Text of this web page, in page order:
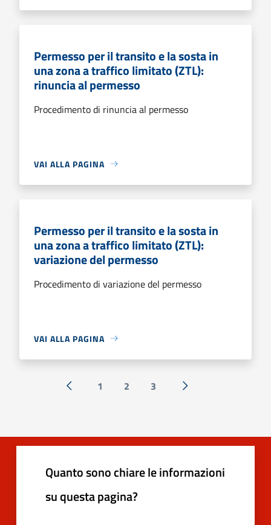
Permesso per il transito e la sosta in
una zona a traffico limitato (ZTL):
rinuncia al permesso
Procedimento di rinuncia al permesso
VAI ALLA PAGINA
Permesso per il transito e la sosta in
una zona a traffico limitato (ZTL):
variazione del permesso
Procedimento di variazione del permesso
VAI ALLA PAGINA
« Precedente
1 2 3 Successiva »
Quanto sono chiare le informazioni
su questa pagina?